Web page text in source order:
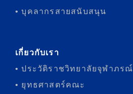
• บุคลากรสายสนับสนุน
เกี่ยวกับเรา
• ประวัติราชวิทยาลัยจุฬาภรณ์
• ยุทธศาสตร์คณะ